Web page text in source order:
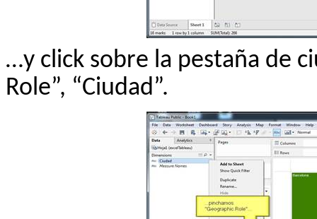
…y click sobre la pestaña de
Role”, “Ciudad”.